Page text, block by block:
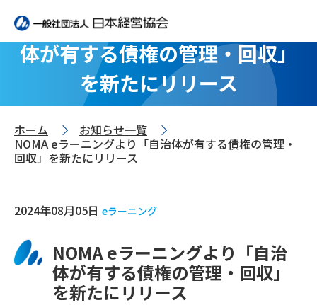
NOMA eラーニングより「自治
体が有する債権の管理・回収」
を新たにリリース
ホーム >
お知らせ一覧
NOMA eラーニングより「自治体が有する債権の管理・
回収」を新たにリリース
2024年08月05日 eラーニング
NOMA eラーニングより「自治
体が有する債権の管理・回収」
を新たにリリース